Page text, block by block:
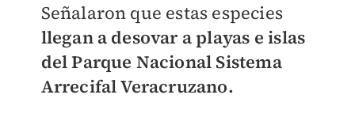
Señalaron que estas especies
llegan a desovar a playas e islas
del Parque Nacional Sistema
Arrecifal Veracruzano.